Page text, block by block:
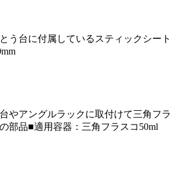
う台に付属しているスティックシート
やアングルラックに取付けて三角フラ
部品■適用容器：三角フラスコ50ml